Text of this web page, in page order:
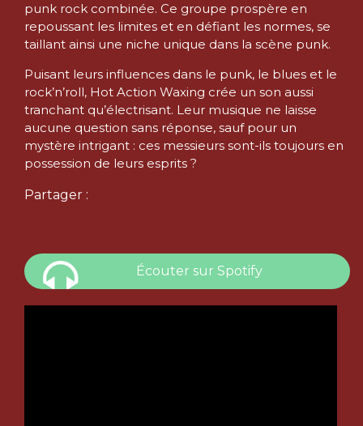
punk rock combinée. Ce groupe prospère en
repoussant les limites et en défiant les normes, se
taillant ainsi une niche unique dans la scène punk.
Puisant leurs influences dans le punk, le blues et le
rock’n’roll, Hot Action Waxing crée un son aussi
tranchant qu’électrisant. Leur musique ne laisse
aucune question sans réponse, sauf pour un
mystère intrigant : ces messieurs sont-ils toujours en
possession de leurs esprits ?
Partager :
Écouter sur Spotify